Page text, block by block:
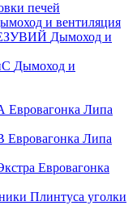
печей
и вентиляция
Дымоход и
Дымоход и
Евровагонка Липа
Евровагонка Липа
Евровагонка
Плинтуса уголки